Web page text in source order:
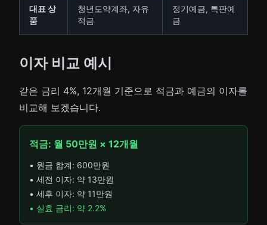
대표 상
품
청년도약계좌, 자유
적금
정기예금, 특판예
금
이자 비교 예시
같은 금리 4%, 12개월 기준으로 적금과 예금의 이자를
비교해 보겠습니다.
적금: 월 50만원 × 12개월
• 원금 합계: 600만원
• 세전 이자: 약 13만원
• 세후 이자: 약 11만원
• 실효 금리: 약 2.2%